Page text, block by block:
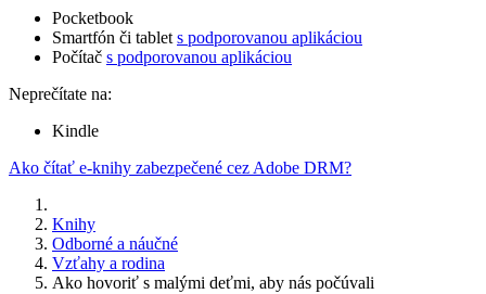
Pocketbook
Smartfón či tablet s podporovanou aplikáciou
Počítač s podporovanou aplikáciou
Neprečítate na:
Kindle
Ako čítať e-knihy zabezpečené cez Adobe DRM?
Knihy
Odborné a náučné
Vzťahy a rodina
Ako hovoriť s malými deťmi, aby nás počúvali